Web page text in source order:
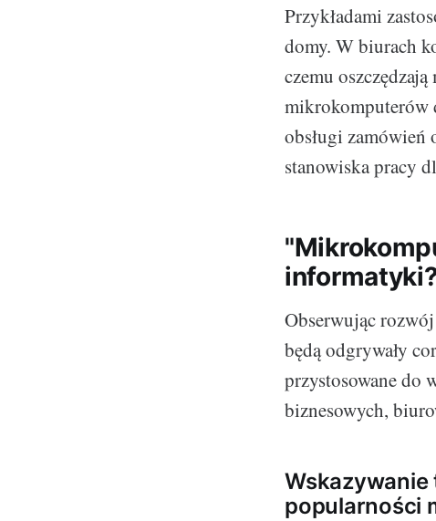
Przykładami
domy. W biurach
czemu
mikrokomputerów
obsługi
stanowiska pracy
Obserwując
będą odgrywały
przystosowane do
biznesowych,
Wskazywanie
popularności